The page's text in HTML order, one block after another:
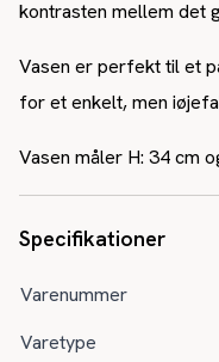
kontrasten mellem det
Vasen er perfekt til et
for et enkelt, men
Vasen måler H: 34 cm
Specifikationer
Varenummer
Varetype